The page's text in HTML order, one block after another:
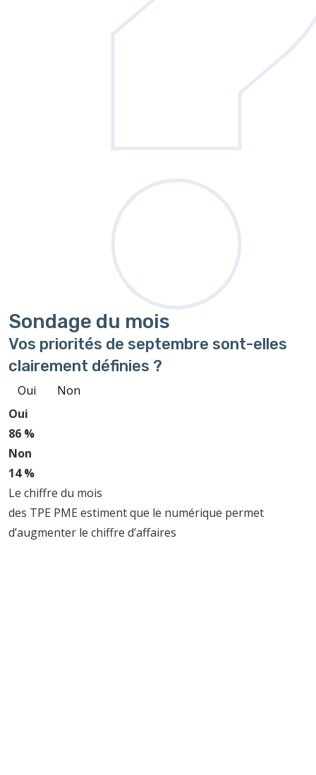
Sondage du mois
Vos priorités de septembre sont-elles
clairement définies ?
Oui
Non
Oui
86 %
Non
14 %
Le chiffre du mois
des TPE PME estiment que le numérique permet
d’augmenter le chiffre d’affaires